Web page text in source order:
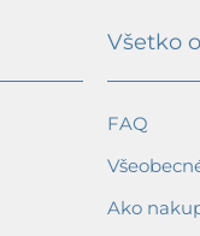
Všetko
FAQ
Ako